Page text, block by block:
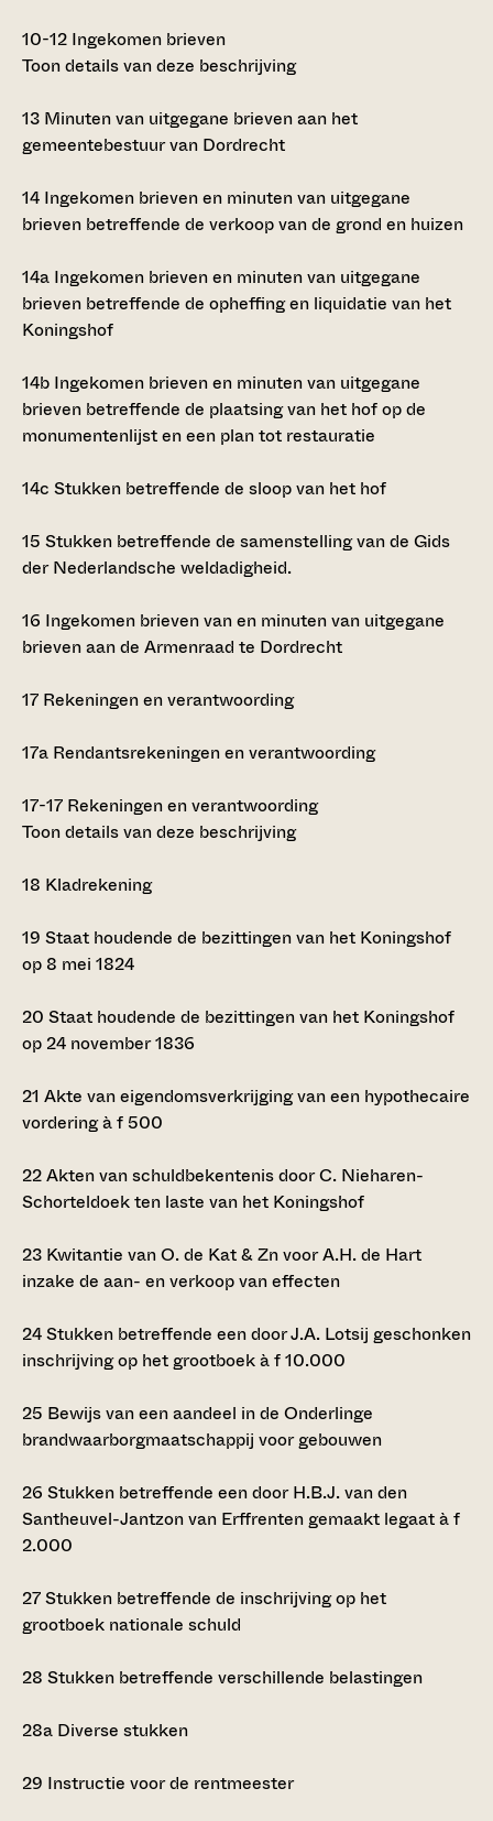
10-12 Ingekomen brieven
Toon details van deze beschrijving
13 Minuten van uitgegane brieven aan het
gemeentebestuur van Dordrecht
14 Ingekomen brieven en minuten van uitgegane
brieven betreffende de verkoop van de grond en huizen
14a Ingekomen brieven en minuten van uitgegane
brieven betreffende de opheffing en liquidatie van het
Koningshof
14b Ingekomen brieven en minuten van uitgegane
brieven betreffende de plaatsing van het hof op de
monumentenlijst en een plan tot restauratie
14c Stukken betreffende de sloop van het hof
15 Stukken betreffende de samenstelling van de Gids
der Nederlandsche weldadigheid.
16 Ingekomen brieven van en minuten van uitgegane
brieven aan de Armenraad te Dordrecht
17 Rekeningen en verantwoording
17a Rendantsrekeningen en verantwoording
17-17 Rekeningen en verantwoording
Toon details van deze beschrijving
18 Kladrekening
19 Staat houdende de bezittingen van het Koningshof
op 8 mei 1824
20 Staat houdende de bezittingen van het Koningshof
op 24 november 1836
21 Akte van eigendomsverkrijging van een hypothecaire
vordering àf 500
22Akten van schuldbekentenis door C. Nieharen-
Schorteldoek ten laste van het Koningshof
23 Kwitantie van O. de Kat & Zn voor A.H. de Hart
inzake de aan- en verkoop van effecten
24Stukken betreffende een door J.A. Lotsij geschonken
inschrijving op het grootboek àf10.000
25 Bewijs van een aandeel in de Onderlinge
brandwaarborgmaatschappij voor gebouwen
26 Stukken betreffende een door H.B.J. van den
Santheuvel-Jantzon van Erffrenten gemaakt legaat àf
2.000
27Stukken betreffende de inschrijving op het
grootboek nationale schuld
28 Stukken betreffende verschillende belastingen
28a Diverse stukken
29 Instructie voor de rentmeester